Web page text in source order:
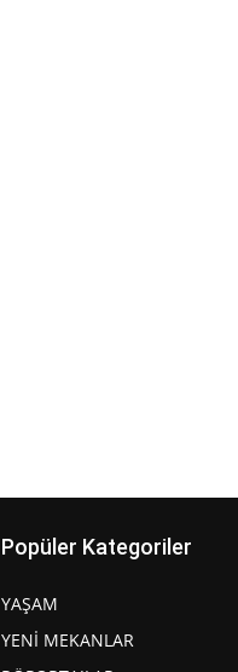
Popüler Kategoriler
YAŞAM
YENİ MEKANLAR